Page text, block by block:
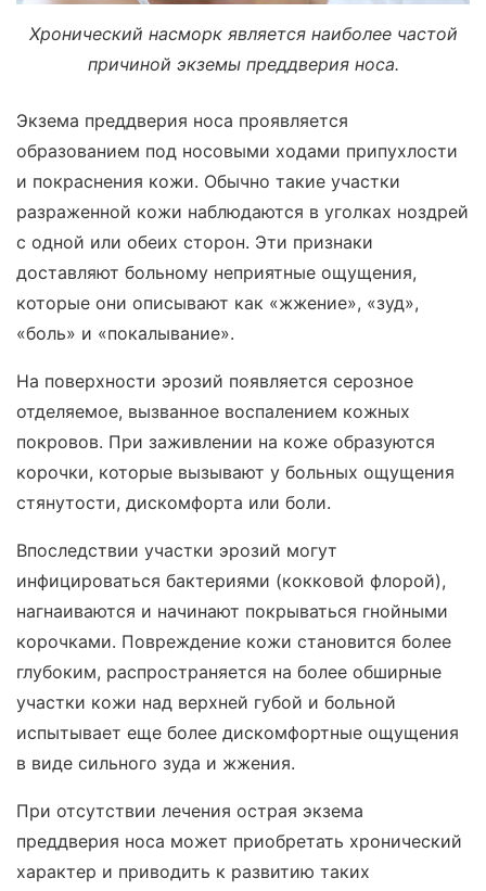
Хронический насморк является наиболее частой
причиной экземы преддверия носа.
Экзема преддверия носа проявляется
образованием под носовыми ходами припухлости
и покраснения кожи. Обычно такие участки
разраженной кожи наблюдаются в уголках ноздрей
с одной или обеих сторон. Эти признаки
доставляют больному неприятные ощущения,
которые они описывают как «жжение», «зуд»,
«боль» и «покалывание».
На поверхности эрозий появляется серозное
отделяемое, вызванное воспалением кожных
покровов. При заживлении на коже образуются
корочки, которые вызывают у больных ощущения
стянутости, дискомфорта или боли.
Впоследствии участки эрозий могут
инфицироваться бактериями (кокковой флорой),
нагнаиваются и начинают покрываться гнойными
корочками. Повреждение кожи становится более
глубоким, распространяется на более обширные
участки кожи над верхней губой и больной
испытывает еще более дискомфортные ощущения
в виде сильного зуда и жжения.
При отсутствии лечения острая экзема
преддверия носа может приобретать хронический
характер и приводить к развитию таких